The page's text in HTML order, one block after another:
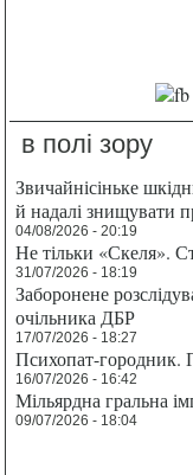
в полі зору
Звичайнісіньке
й надалі знищувати
04/08/2026 - 20:19
Не тільки «Скеля».
31/07/2026 - 18:19
Заборонене
очільника ДБР
17/07/2026 - 18:27
Психопат-городник.
16/07/2026 - 16:42
Мільярдна гральна
09/07/2026 - 18:04